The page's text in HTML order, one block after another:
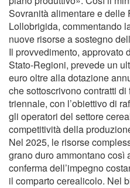
Sovranità alimentare e delle
Lollobrigida, commentando
nuove risorse a sostegno
Il provvedimento, approvato
Stato-Regioni, prevede un
euro oltre alla dotazione
che sottoscrivono contratti
triennale, con l’obiettivo di
gli operatori del settore
competitività della
Nel 2025, le risorse
grano duro ammontano così
conferma dell’impegno
il comparto cerealicolo. Nel